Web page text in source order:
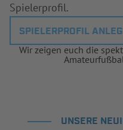
Spielerprofil.
SPIELERPROFIL
Wir zeigen euch die
UNSERE